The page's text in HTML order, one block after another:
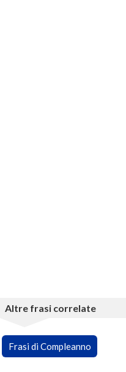
Altre frasi correlate
Frasi di Compleanno